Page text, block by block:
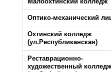
Оптико-механический
Охтинский колледж
(ул.Республиканская)
Реставрационно-
художественный колледж